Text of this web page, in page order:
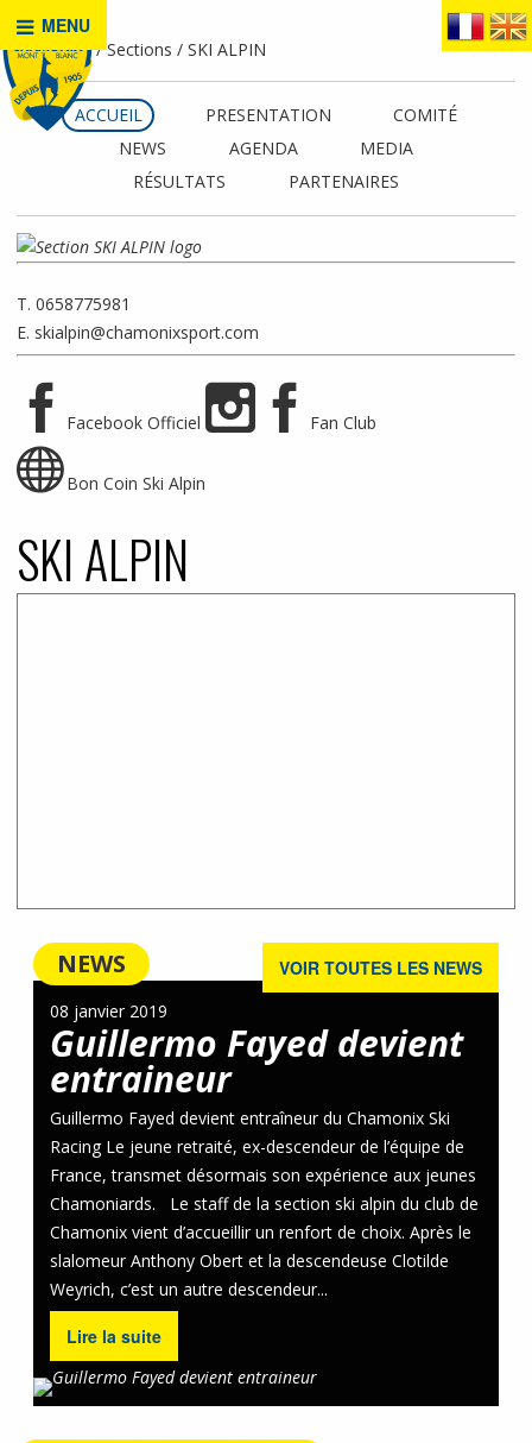
MENU
Accueil Sections SKI ALPIN
ACCUEIL PRESENTATION
COMITÉ
NEWS
AGENDA
MEDIA
RÉSULTATS
PARTENAIRES
T. 0658775981
E. skialpin@chamonixsport.com
Facebook Officiel Fan Club
Bon Coin Ski Alpin
SKI ALPIN
NEWS VOIR TOUTES LES NEWS
08 janvier 2019
Guillermo Fayed devient
entraineur
Guillermo Fayed devient entraîneur du Chamonix Ski
Racing Le jeune retraité, ex-descendeur de l’équipe de
France, transmet désormais son expérience aux jeunes
Chamoniards. Le staff de la section ski alpin du club de
Chamonix vient d’accueillir un renfort de choix. Après le
slalomeur Anthony Obert et la descendeuse Clotilde
Weyrich, c’est un autre descendeur...
Lire la suite